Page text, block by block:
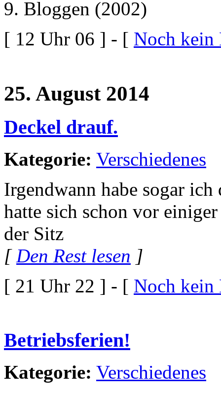
Bloggen (2002)
[ 12 Uhr 06 ] - [ Noch kein
25. August 2014
Deckel drauf.
Kategorie: Verschiedenes
Irgendwann habe sogar
hatte sich schon vor
der Sitz
[Den Rest lesen ]
[ 21 Uhr 22 ] - [ Noch kein
Betriebsferien!
Kategorie: Verschiedenes